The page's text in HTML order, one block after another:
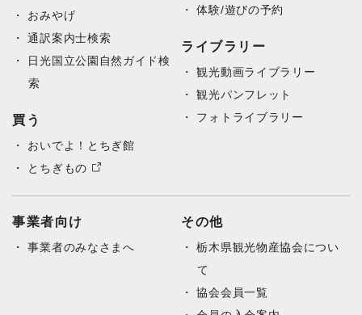
おみやげ
通訳案内士検索
日光国立公園自然ガイド検
索
買う
おいでよ！とちぎ館
とちぎもの
体験/遊びの予約
ライブラリー
観光動画ライブラリー
観光パンフレット
フォトライブラリー
事業者向け
事業者のみなさまへ
その他
栃木県観光物産協会につい
て
協会会員一覧